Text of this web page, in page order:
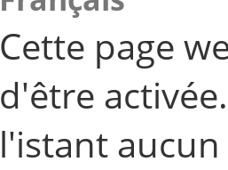
Cette page
d'être
l'istant